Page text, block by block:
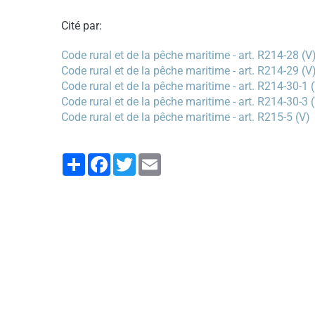
Cité par:
Code rural et de la pêche maritime - art. R214-28 (V)
Code rural et de la pêche maritime - art. R214-29 (V)
Code rural et de la pêche maritime - art. R214-30-1
Code rural et de la pêche maritime - art. R214-30-3
Code rural et de la pêche maritime - art. R215-5 (V)
PartagerFacebook
Twitter